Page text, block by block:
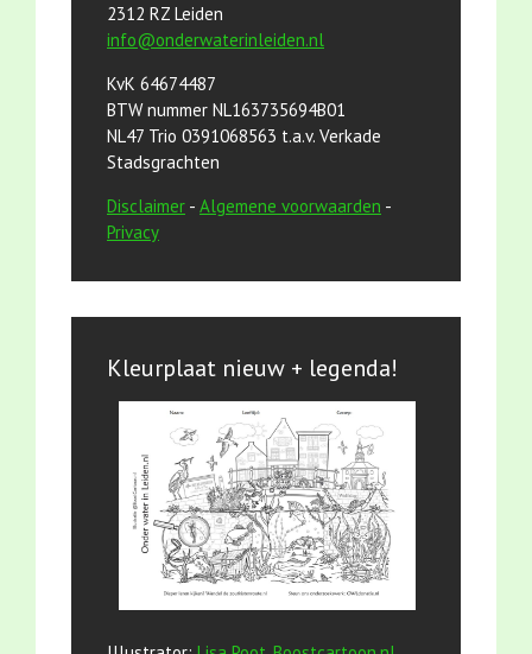
2312 RZ Leiden
info@onderwaterinleiden.nl
KvK 64674487
BTW nummer NL163735694B01
NL47 Trio 0391068563 t.a.v. Verkade
Stadsgrachten
Disclaimer - Algemene voorwaarden -
Privacy
Kleurplaat nieuw + legenda!